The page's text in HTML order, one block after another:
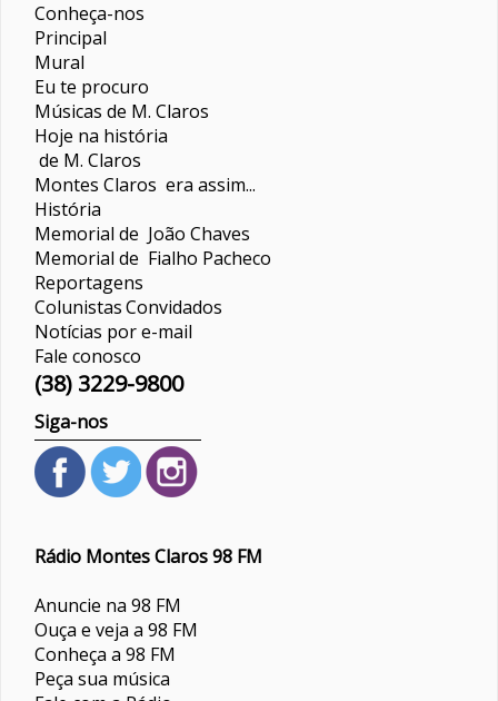
Conheça-nos
Principal
Mural
Eu te procuro
Músicas de M. Claros
Hoje na história
de M. Claros
Montes Claros era assim...
História
Memorial de João Chaves
Memorial de Fialho Pacheco
Reportagens
ColunistasConvidados
Notícias por e-mail
Fale conosco
(38) 3229-9800
Siga-nos
Rádio Montes Claros 98 FM
Anuncie na 98 FM
Ouça e veja a 98 FM
Conheça a 98 FM
Peça sua música